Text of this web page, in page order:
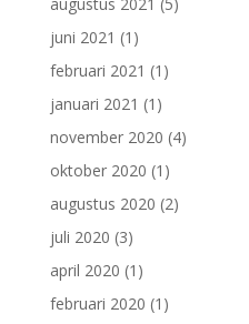
juni 2021 (1)
februari 2021 (1)
januari 2021 (1)
november 2020 (4)
oktober 2020 (1)
augustus 2020 (2)
juli 2020 (3)
april 2020 (1)
februari 2020 (1)